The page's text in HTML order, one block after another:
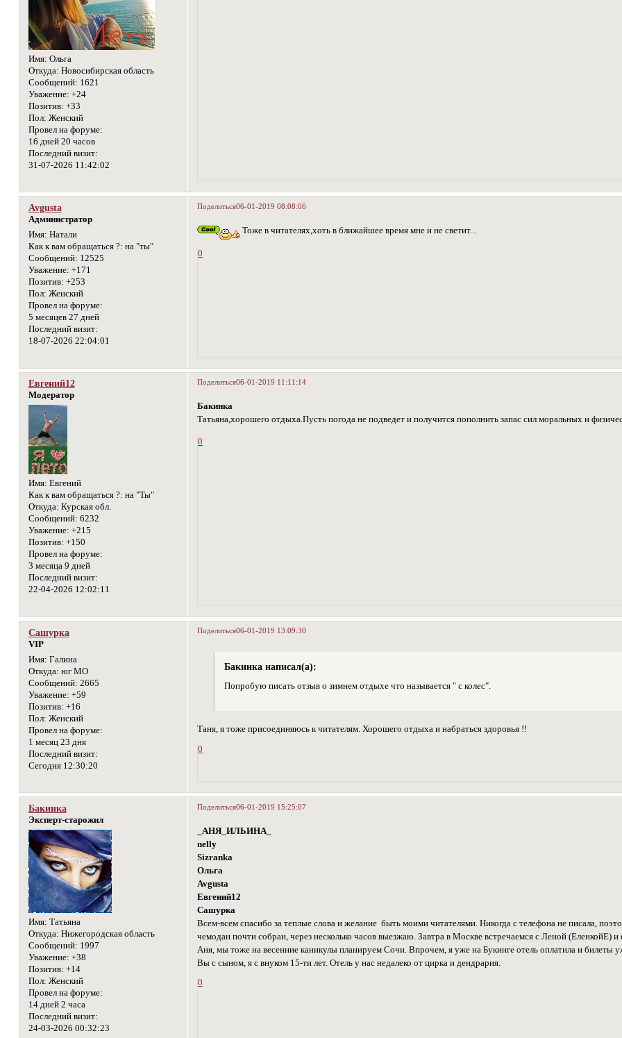
Имя: Ольга
Откуда: Новосибирская область
Сообщений: 1621
Уважение: +24
Позитив: +33
Пол: Женский
Провел на форуме:
16 дней 20 часов
Последний визит:
31-07-2026 11:42:02
Поделиться06-01-2019 08:08:06
Avgusta
Администратор
Имя: Натали
Как к вам обращаться ?: на "ты"
Сообщений: 12525
Уважение: +171
Позитив: +253
Пол: Женский
Провел на форуме:
5 месяцев 27 дней
Последний визит:
18-07-2026 22:04:01
Тоже в читателях,хоть в ближайшее время мне и не светит...
0
Поделиться06-01-2019 11:11:14
Евгений12
Модератор
Имя: Евгений
Как к вам обращаться ?: на "Ты"
Откуда: Курская обл.
Сообщений: 6232
Уважение: +215
Позитив: +150
Провел на форуме:
3 месяца 9 дней
Последний визит:
22-04-2026 12:02:11
Бакинка
Татьяна,хорошего отдыха.Пусть погода не подведет и получится пополнить запас сил моральных и
0
Поделиться06-01-2019 13:09:30
Сашурка
VIP
Имя: Галина
Откуда: юг МО
Сообщений: 2665
Уважение: +59
Позитив: +16
Пол: Женский
Провел на форуме:
1 месяц 23 дня
Последний визит:
Сегодня 12:30:20
Бакинка написал(а):
Попробую писать отзыв о зимнем отдыхе что называется " с колес".
Таня, я тоже присоединяюсь к читателям. Хорошего отдыха и набраться здоровья !!
0
Поделиться06-01-2019 15:25:07
Бакинка
Эксперт-старожил
Имя: Татьяна
Откуда: Нижегородская область
Сообщений: 1997
Уважение: +38
Позитив: +14
Пол: Женский
Провел на форуме:
14 дней 2 часа
Последний визит:
24-03-2026 00:32:23
_АНЯ_ИЛЬИНА_
nelly
Sizranka
Ольга
Avgusta
Евгений12
Сашурка
Всем-всем спасибо за теплые слова и желание быть моими читателями. Никогда с телефона не писала,
чемодан почти собран, через несколько часов выезжаю. Завтра в Москве встречаемся с Леной (ЕленкойЕ)
Аня, мы тоже на весенние каникулы планируем Сочи. Впрочем, я уже на Букинге отель оплатила и билеты
Вы с сыном, я с внуком 15-ти лет. Отель у нас недалеко от цирка и дендрария.
0